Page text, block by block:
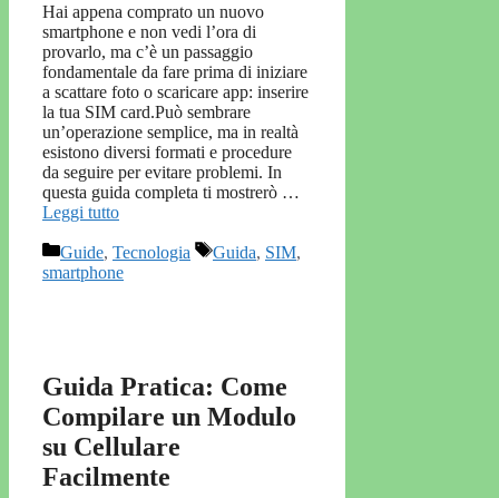
Hai appena comprato un nuovo
smartphone e non vedi l’ora di
provarlo, ma c’è un passaggio
fondamentale da fare prima di iniziare
a scattare foto o scaricare app: inserire
la tua SIM card.Può sembrare
un’operazione semplice, ma in realtà
esistono diversi formati e procedure
da seguire per evitare problemi. In
questa guida completa ti mostrerò …
Leggi tutto
Categorie
Guide, Tecnologia Tag
Guida, SIM,
smartphone
Guida Pratica: Come
Compilare un Modulo
su Cellulare
Facilmente